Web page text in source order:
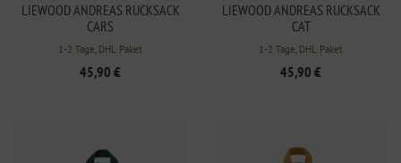
LIEWOOD ANDREAS RUCKSACK
CARS
1-2 Tage, DHL Paket
45,90 €
LIEWOOD ANDREAS RUCKSACK
CAT
1-2 Tage, DHL Paket
45,90 €